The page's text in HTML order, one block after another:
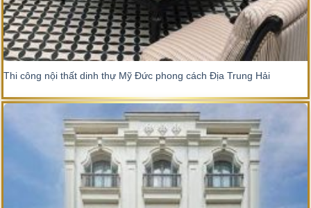
Thi công nội thất dinh thự Mỹ Đức phong cách Địa Trung Hải